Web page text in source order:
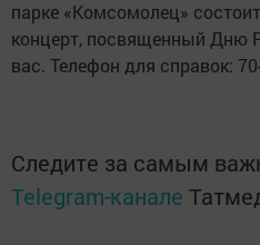
парке «Комсомолец»
концерт, посвященный Дню
вас. Телефон для справок:
Следите за самым
Telegram-канале